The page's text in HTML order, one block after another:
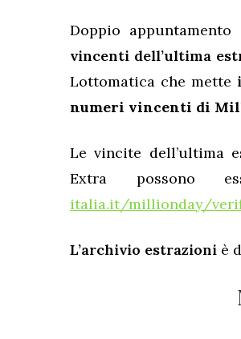
Doppio
vincenti dell’ultima
Lottomatica che mette
numeri vincenti di
Le vincite dell’ultima
Extra possono
italia.it/millionday/
L’archivio estrazioni è